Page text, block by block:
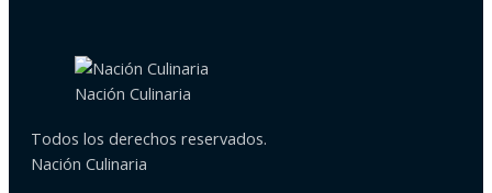
Nación Culinaria
Todos los derechos reservados.
Nación Culinaria